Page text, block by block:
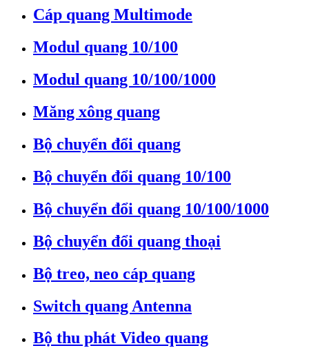
Cáp quang Multimode
Modul quang 10/100
Modul quang 10/100/1000
Măng xông quang
Bộ chuyển đổi quang
Bộ chuyển đổi quang 10/100
Bộ chuyển đổi quang 10/100/1000
Bộ chuyển đổi quang thoại
Bộ treo, neo cáp quang
Switch quang Antenna
Bộ thu phát Video quang